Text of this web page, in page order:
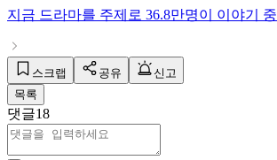
지금 드라마를 주제로 36.8만명이 이야기 중
스크랩 공유
신고
목록
댓글18